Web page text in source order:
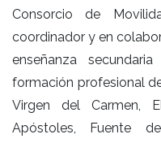
Consorcio de
coordinador y en
enseñanza
formación profesional
Virgen del Carmen,
Apóstoles, Fuente